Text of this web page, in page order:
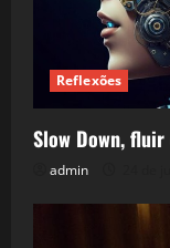
Reflexões
Slow Down,
admin